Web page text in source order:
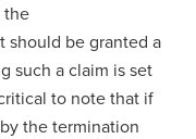
the
should be granted a
such a claim is set
to note that if
the termination